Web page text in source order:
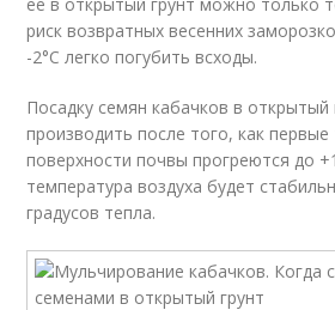
риск возвратных весенних
-2°C легко погубить всходы.
Посадку семян кабачков в
производить после того, как
поверхности почвы прогреются до
температура воздуха будет
градусов тепла.